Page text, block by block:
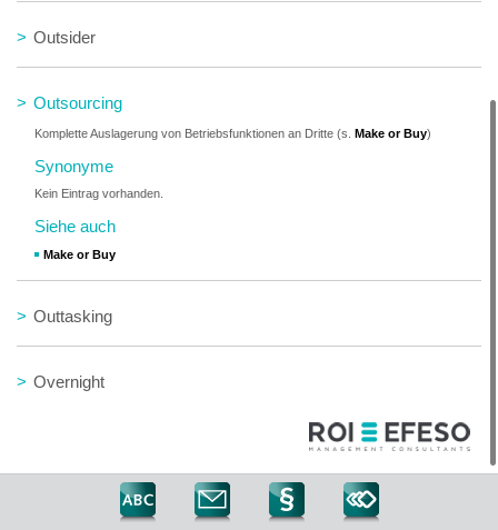
> Outsider
> Outsourcing
Komplette Auslagerung von Betriebsfunktionen an Dritte (s. Make or Buy)
Synonyme
Kein Eintrag vorhanden.
Siehe auch
Make or Buy
> Outtasking
> Overnight